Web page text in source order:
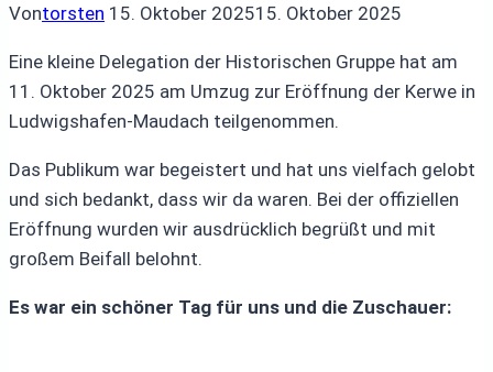
Vontorsten 15. Oktober 202515. Oktober 2025
Eine kleine Delegation der Historischen Gruppe hat am
11. Oktober 2025 am Umzug zur Eröffnung der Kerwe in
Ludwigshafen-Maudach teilgenommen.
Das Publikum war begeistert und hat uns vielfach gelobt
und sich bedankt, dass wir da waren. Bei der offiziellen
Eröffnung wurden wir ausdrücklich begrüßt und mit
großem Beifall belohnt.
Es war ein schöner Tag für uns und die Zuschauer: